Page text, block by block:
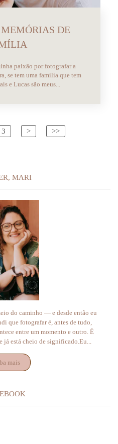
DE
paixão por fotografar a
se tem uma família que tem
e Lucas são meus...
3 > >>
MARI
do caminho — e desde então eu
que fotografar é, antes de tudo,
entre um momento e outro. É
já está cheio de significado.Eu...
mais